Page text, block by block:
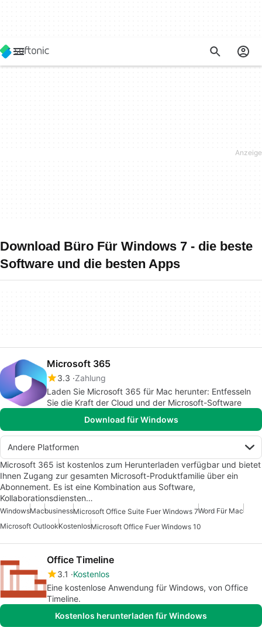
Download Büro Für Windows 7 - die beste
Software und die besten Apps
Microsoft 365
3.3 Zahlung
Laden Sie Microsoft 365 für Mac herunter: Entfesseln
Sie die Kraft der Cloud und der Microsoft-Software
Download für Windows
Andere Platformen
Microsoft 365 ist kostenlos zum Herunterladen verfügbar und bietet
Ihnen Zugang zur gesamten Microsoft-Produktfamilie über ein
Abonnement. Es ist eine Kombination aus Software,
Kollaborationsdiensten…
WindowsMacbusinessMicrosoft Office Suite Fuer Windows 7Word Für Mac
Microsoft OutlookKostenlosMicrosoft Office Fuer Windows 10
Office Timeline
3.1
Kostenlos
Eine kostenlose Anwendung für Windows, von Office
Timeline.
Kostenlos herunterladen für Windows